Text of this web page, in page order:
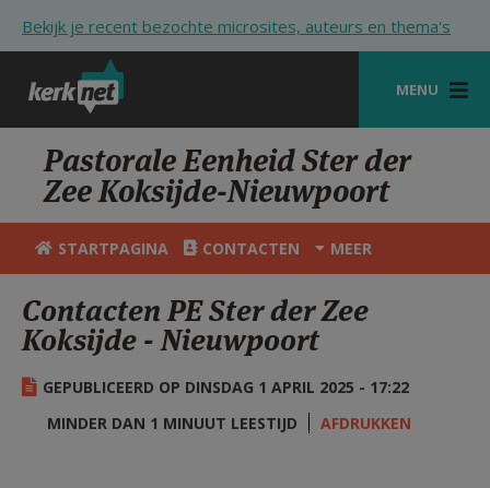
Bekijk je recent bezochte microsites, auteurs en thema's
MENU
STARTPAGINA
KERK
VIERINGEN
ZOEKEN
HULP
STARTPAGINA PORTAAL
Pastorale Eenheid Ster der
Zee Koksijde-Nieuwpoort
STARTPAGINA CONTACTEN MEER
Contacten PE Ster der Zee
Koksijde - Nieuwpoort
GEPUBLICEERD OP DINSDAG 1 APRIL 2025 - 17:22
MINDER DAN 1 MINUUT LEESTIJD
AFDRUKKEN